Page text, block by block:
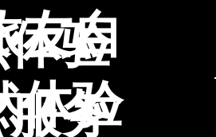
验
服务
友自
体验